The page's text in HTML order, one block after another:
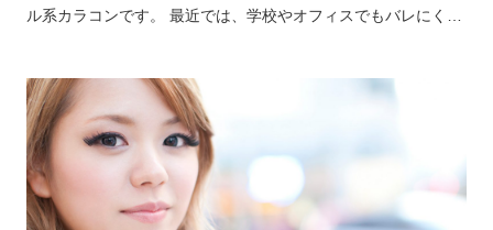
ル系カラコンです。 最近では、学校やオフィスでもバレにくい